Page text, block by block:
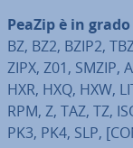
PeaZip è in
BZ, BZ2, BZIP2,
ZIPX, Z01, SMZIP,
HXR, HXQ, HXW,
RPM, Z, TAZ, TZ,
PK3, PK4, SLP,